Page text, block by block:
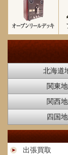
北海道
関東
関西
四国
出張買取